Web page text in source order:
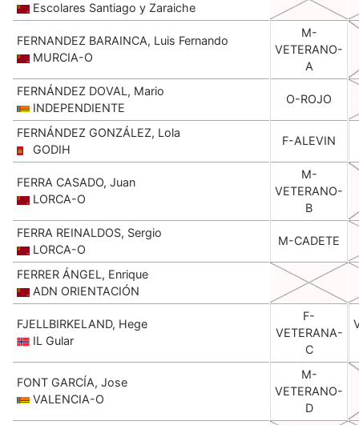
Escolares Santiago y Zaraiche
FERNANDEZ BARAINCA, Luis Fernando
MURCIA-O
M-
VETERANO-
A
FERNÁNDEZ DOVAL, Mario
INDEPENDIENTE
O-ROJO
FERNÁNDEZ GONZÁLEZ, Lola
GODIH
F-ALEVIN
FERRA CASADO, Juan
LORCA-O
M-
VETERANO-
B
FERRA REINALDOS, Sergio
LORCA-O
M-CADETE
FERRER ÁNGEL, Enrique
ADN ORIENTACIÓN
FJELLBIRKELAND, Hege
IL Gular
F-
VETERANA-
C
FONT GARCÍA, Jose
VALENCIA-O
M-
VETERANO-
D